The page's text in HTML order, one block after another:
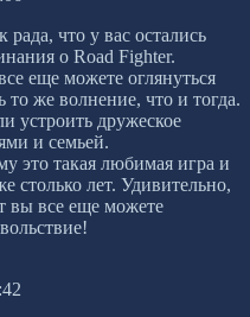
рада, что у вас остались
о Road Fighter.
еще можете оглянуться
то же волнение, что и тогда.
устроить дружеское
и семьей.
это такая любимая игра и
столько лет. Удивительно,
вы все еще можете